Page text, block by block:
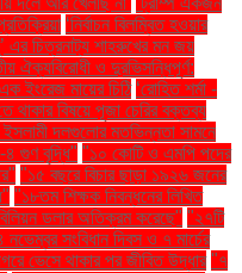
‘নির্বাচন বিলম্বিত হওয়ার
এর চিত্রনাট্য শাহরুখের মন জয়
ঐক্যবিরোধী ও দুরভিসন্ধিপূর্ণ:
এক ইংরেজ মায়ের চিঠি ‘রোহিত শর্মা -
থাকার বিষয়ে পূজা চেরির বক্তব্য
ইসলামী দলগুলোর মতভিন্নতা সামনে
৪ গুণ বৃদ্ধি" "১০ কোটি ও এমপি পদের
"১৫ বছরে বিচার ছাড়া ১৯২৬ জনের
"১৮তম শিক্ষক নিবন্ধনের লিখিত
ডলার অতিক্রম করেছে" "২৭টি
নভেম্বর সংবিধান দিবস ও ৭ মার্চের
ভেসে থাকার পর জীবিত উদ্ধার "৭